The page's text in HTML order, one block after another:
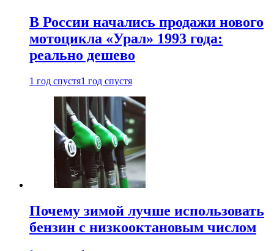
В России начались продажи нового
мотоцикла «Урал» 1993 года:
реально дешево
1 год спустя1 год спустя
Почему зимой лучше использовать
бензин с низкооктановым числом